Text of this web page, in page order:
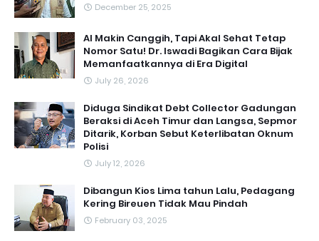
December 25, 2025
AI Makin Canggih, Tapi Akal Sehat Tetap
Nomor Satu! Dr. Iswadi Bagikan Cara Bijak
Memanfaatkannya di Era Digital
July 26, 2026
Diduga Sindikat Debt Collector Gadungan
Beraksi di Aceh Timur dan Langsa, Sepmor
Ditarik, Korban Sebut Keterlibatan Oknum
Polisi
July 12, 2026
Dibangun Kios Lima tahun Lalu, Pedagang
Kering Bireuen Tidak Mau Pindah
February 03, 2025